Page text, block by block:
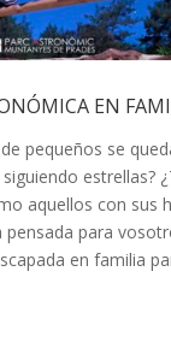
EN
pequeños se
estrellas?
aquellos con sus
pensada para
en familia